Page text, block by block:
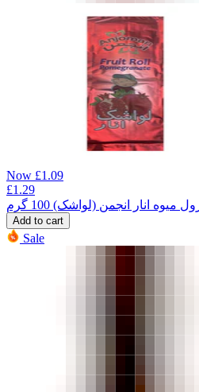
Now £1.09
£1.29
میوه انار انجمن (لواشک) 100 گرم
Add to cart
Sale